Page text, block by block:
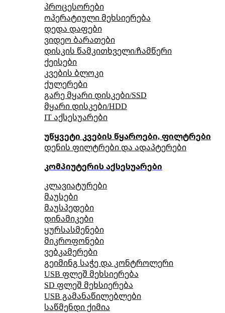
პროცესორები
ოპერატიული მეხსიერება
დედა დაფები
ვიდეო ბარათები
დისკის წამკითხველი/ჩამწერი
ქეისები
კვების ბლოკი
ქულერები
გარე მყარი დისკები/SSD
მყარი დისკები/HDD
IT აქსესუარები
უწყვეტი კვების წყაროები, ფილტრები
დენის ფილტრები და ადაპტერები
კომპიუტერის აქსესუარები
კლავიატურები
მაუსები
მაუსპედები
დინამიკები
ყურსასმენები
მიკროფონები
ვებკამერები
გეიმინგ საჭე და კონტროლერი
USB ფლეშ მეხსიერება
SD ფლეშ მეხსიერება
USB გამანაწილებლები
საწმენდი ქიმია